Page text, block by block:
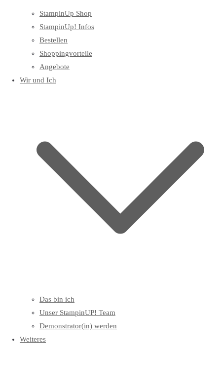
StampinUp Shop
StampinUp! Infos
Bestellen
Shoppingvorteile
Angebote
Wir und Ich
Das bin ich
Unser StampinUP! Team
Demonstrator(in) werden
Weiteres